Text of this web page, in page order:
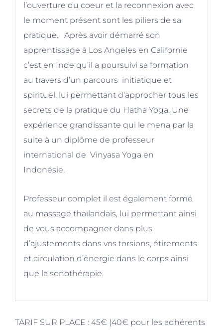
l’ouverture du coeur et la reconnexion avec
le moment présent sont les piliers de sa
pratique. Après avoir démarré son
apprentissage à Los Angeles en Californie
c’est en Inde qu’il a poursuivi sa formation
au travers d’un parcours initiatique et
spirituel, lui permettant d’approcher tous les
secrets de la pratique du Hatha Yoga. Une
expérience grandissante qui le mena par la
suite à un diplôme de professeur
international de Vinyasa Yoga en
Indonésie.
Professeur complet il est également formé
au massage thaïlandais, lui permettant ainsi
de vous accompagner dans plus
d’ajustements dans vos torsions, étirements
et circulation d’énergie dans le corps ainsi
que la sonothérapie.
TARIF SUR PLACE : 45€ (40€ pour les adhérents